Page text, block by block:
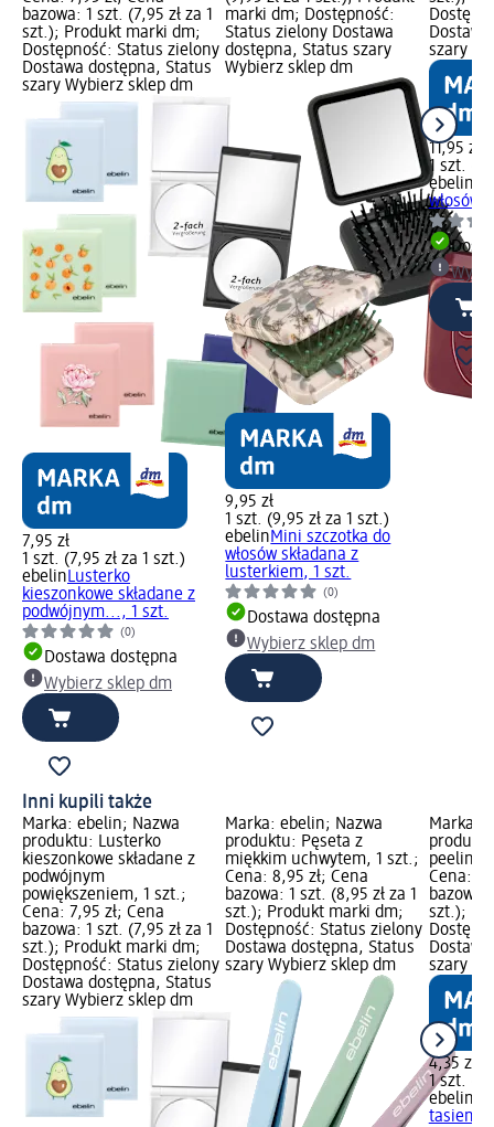
bazowa: 1 szt. (7,95 zł za 1
szt.); Produkt marki dm;
Dostępność: Status zielony
Dostawa dostępna, Status
szary Wybierz sklep dm
7,95 zł
1 szt. (7,95 zł za 1 szt.)
ebelinLusterko
kieszonkowe składane z
podwójnym..., 1 szt.
(0)
Dostawa dostępna
Wybierz sklep dm
marki dm; Dostępność:
Status zielony Dostawa
dostępna, Status szary
Wybierz sklep dm
9,95 zł
1 szt. (9,95 zł za 1 szt.)
ebelinMini szczotka do
włosów składana z
lusterkiem, 1 szt.
(0)
Dostawa dostępna
Wybierz sklep dm
szary
11,95 zł
1 szt.
ebelin
włosów,
Inni kupili także
Marka: ebelin; Nazwa
produktu: Lusterko
kieszonkowe składane z
podwójnym
powiększeniem, 1 szt.;
Cena: 7,95 zł; Cena
bazowa: 1 szt. (7,95 zł za 1
szt.); Produkt marki dm;
Dostępność: Status zielony
Dostawa dostępna, Status
szary Wybierz sklep dm
Marka: ebelin; Nazwa
produktu: Pęseta z
miękkim uchwytem, 1 szt.;
Cena: 8,95 zł; Cena
bazowa: 1 szt. (8,95 zł za 1
szt.); Produkt marki dm;
Dostępność: Status zielony
Dostawa dostępna, Status
szary Wybierz sklep dm
Marka:
Cena:
bazowa:
szt.);
szary
4,35 zł
1 szt.
ebelin